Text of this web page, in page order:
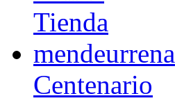
Tienda
mendeurrena
Centenario